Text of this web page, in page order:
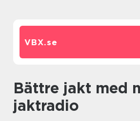
VBX.se
Bättre jakt med ny
jaktradio